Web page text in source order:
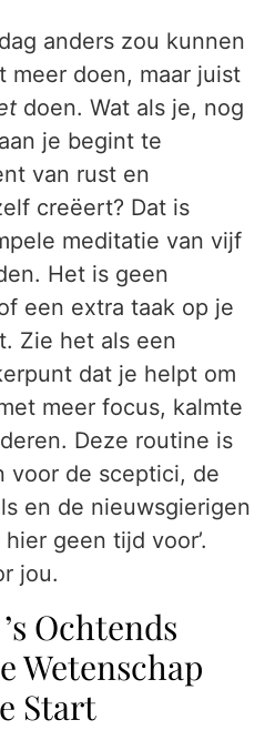
anders zou kunnen
meer doen, maar juist
doen. Wat als je, nog
je begint te
van rust en
creëert? Dat is
meditatie van vijf
Het is geen
een extra taak op je
Zie het als een
dat je helpt om
meer focus, kalmte
Deze routine is
voor de sceptici, de
en de nieuwsgierigen
geen tijd voor’.
jou.
Ochtends
Wetenschap
Start